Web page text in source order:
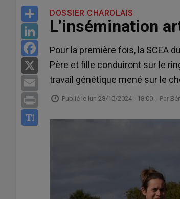
Share
LinkedIn
Facebook
Email
Print
DOSSIER CHAROLAIS
L’insémination
Pour la première fois, la SCEA
Père et fille conduiront sur le
travail génétique mené sur le
Publié le lun 28/10/2024 - 18:00 - Par